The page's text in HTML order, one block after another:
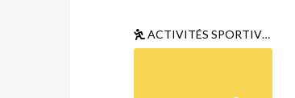
ACTIVITÉS SPORTIVES